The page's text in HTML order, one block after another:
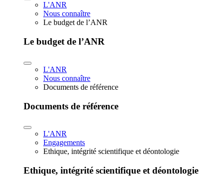
L'ANR
Nous connaître
Le budget de l’ANR
Le budget de l’ANR
L'ANR
Nous connaître
Documents de référence
Documents de référence
L'ANR
Engagements
Ethique, intégrité scientifique et déontologie
Ethique, intégrité scientifique et déontologie